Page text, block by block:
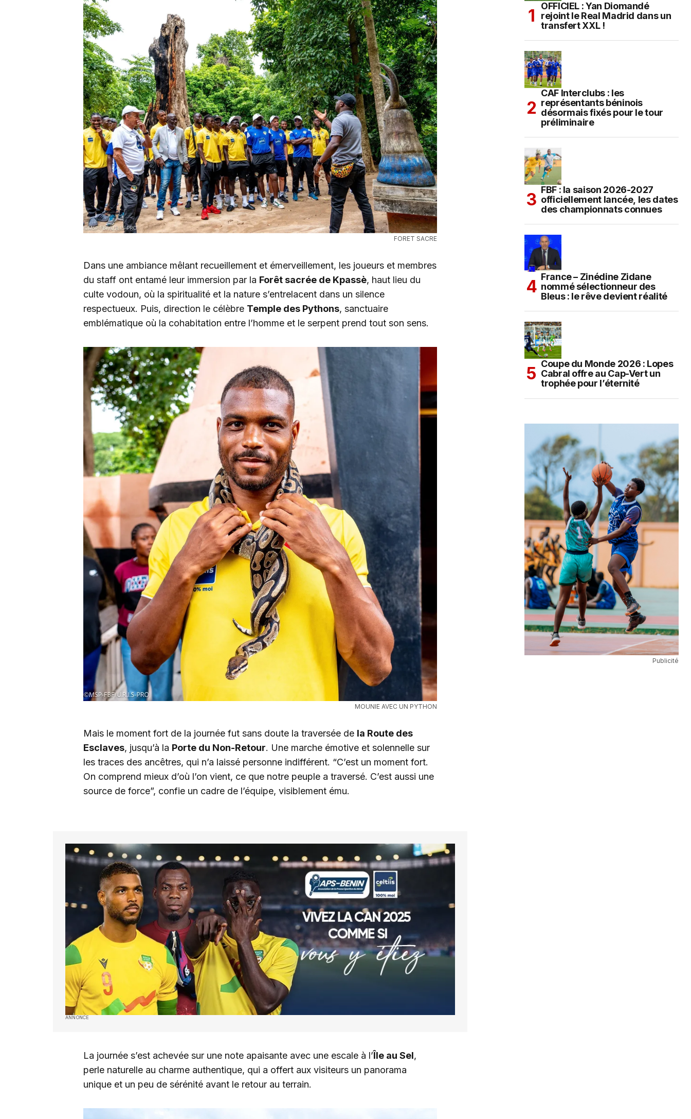
FORET SACRE
Dans une ambiance mêlant recueillement et émerveillement, les joueurs et membres
du staff ont entamé leur immersion par la Forêt sacrée de Kpassè, haut lieu du
culte vodoun, où la spiritualité et la nature s’entrelacent dans un silence
respectueux. Puis, direction le célèbre Temple des Pythons, sanctuaire
emblématique où la cohabitation entre l’homme et le serpent prend tout son sens.
MOUNIE AVEC UN PYTHON
Mais le moment fort de la journée fut sans doute la traversée de la Route des
Esclaves, jusqu’à la Porte du Non-Retour. Une marche émotive et solennelle sur
les traces des ancêtres, qui n’a laissé personne indifférent. “C’est un moment fort.
On comprend mieux d’où l’on vient, ce que notre peuple a traversé. C’est aussi une
source de force”, confie un cadre de l’équipe, visiblement ému.
ANNONCE
La journée s’est achevée sur une note apaisante avec une escale à l’Île au Sel,
perle naturelle au charme authentique, qui a offert aux visiteurs un panorama
unique et un peu de sérénité avant le retour au terrain.
OFFICIEL : Yan Diomandé
rejoint le Real Madrid dans un
transfert XXL !
CAF Interclubs : les
représentants béninois
désormais fixés pour le tour
préliminaire
FBF : la saison 2026-2027
officiellement lancée, les dates
des championnats connues
France – Zinédine Zidane
nommé sélectionneur des
Bleus : le rêve devient réalité
Coupe du Monde 2026 : Lopes
Cabral offre au Cap-Vert un
trophée pour l’éternité
Publicité